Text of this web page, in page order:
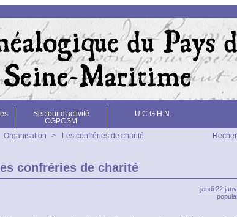
Secteur d'activité
CGPCSM
U.C.G.H.N.
Organisation > Les confréries de charité
confréries de charité
jeudi 22